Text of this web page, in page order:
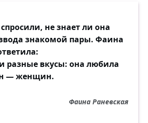
не знает ли она
знакомой пары. Фаина
разные вкусы: она любила
— женщин.
Фаина Раневская